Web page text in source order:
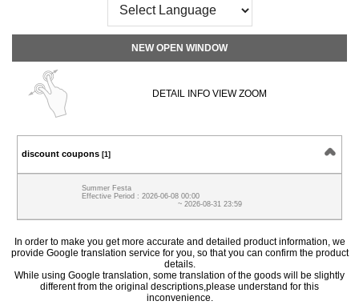
NEW OPEN WINDOW
DETAIL INFO VIEW ZOOM
discount coupons [1]
Summer Festa
Effective Period : 2026-06-08 00:00
~ 2026-08-31 23:59
In order to make you get more accurate and detailed product information, we
provide Google translation service for you, so that you can confirm the product
details.
While using Google translation, some translation of the goods will be slightly
different from the original descriptions,please understand for this
inconvenience.